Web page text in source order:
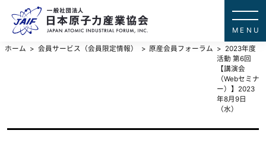
ホーム 会員サービス（会員限定情報） 原産会員フォーラム
2023年度
活動 第6回
【講演会
（Webセミナ
ー）】2023
年8月9日
（水）